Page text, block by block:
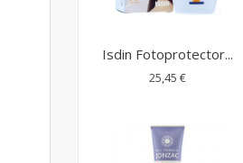
Isdin Fotoprotector...
25,45 €